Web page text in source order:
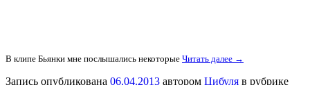
В клипе Бьянки мне послышались некоторые Читать далее →
Запись опубликована 06.04.2013 автором Цибуля в рубрике